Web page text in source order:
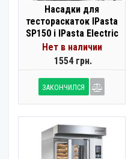
Насадки для
тестораскаток IPasta
SP150 і IPasta Electric
Нет в наличии
1554 грн.
ЗАКОНЧИЛСЯ